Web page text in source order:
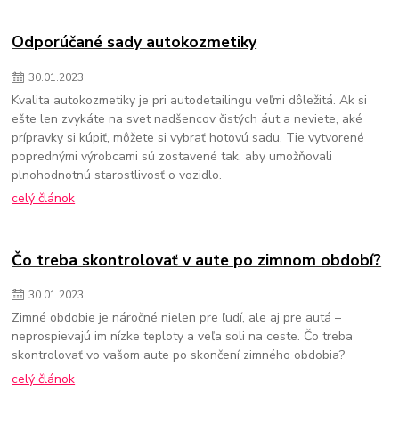
Odporúčané sady autokozmetiky
30.01.2023
Kvalita autokozmetiky je pri autodetailingu veľmi dôležitá. Ak si
ešte len zvykáte na svet nadšencov čistých áut a neviete, aké
prípravky si kúpiť, môžete si vybrať hotovú sadu. Tie vytvorené
poprednými výrobcami sú zostavené tak, aby umožňovali
plnohodnotnú starostlivosť o vozidlo.
celý článok
Čo treba skontrolovať v aute po zimnom období?
30.01.2023
Zimné obdobie je náročné nielen pre ľudí, ale aj pre autá –
neprospievajú im nízke teploty a veľa soli na ceste. Čo treba
skontrolovať vo vašom aute po skončení zimného obdobia?
celý článok